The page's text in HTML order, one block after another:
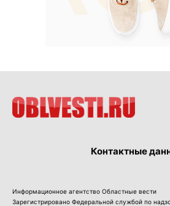
Контактные
Информационное агентство Областные вести
Зарегистрировано Федеральной службой по